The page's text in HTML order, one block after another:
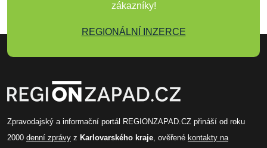
zákazníky!
REGIONÁLNÍ INZERCE
Zpravodajský a informační portál REGIONZAPAD.CZ přináší od roku
2000 denní zprávy z Karlovarského kraje, ověřené kontakty na